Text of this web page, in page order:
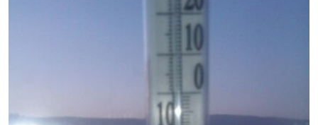
СВІДЧЕННЯ ОКУПАЦІЇ